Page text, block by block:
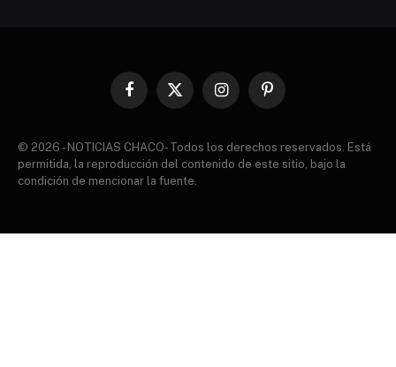
Facebook
X
InstagramPinterest
© 2026 - NOTICIAS CHACO- Todos los derechos reservados. Está
permitida, la reproducción del contenido de este sitio, bajo la
condición de mencionar la fuente.